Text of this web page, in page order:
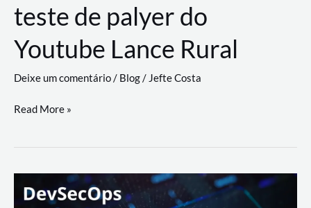
de
trabalho
com
a
workflows
teste de palyer do
Youtube Lance Rural
Deixe um comentário/ Blog/ Jefte Costa
teste
palyer
Lance
Read More »